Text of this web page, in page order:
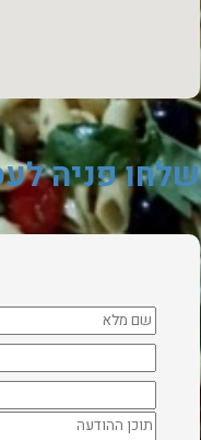
שלחו פניה